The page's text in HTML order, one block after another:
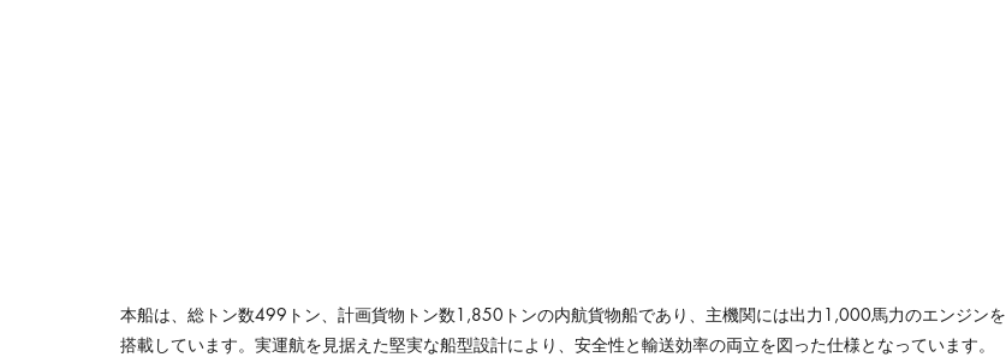
本船は、総トン数499トン、計画貨物トン数1,850トンの内航貨物船であり、主機関には出力1,000馬力のエンジンを
搭載しています。実運航を見据えた堅実な船型設計により、安全性と輸送効率の両立を図った仕様となっています。